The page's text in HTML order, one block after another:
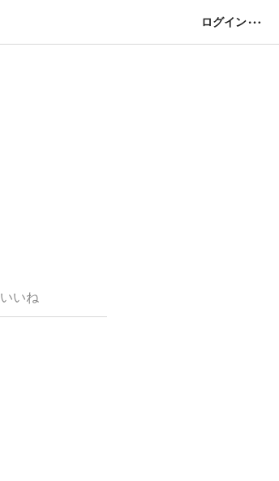
ログイン
いいね